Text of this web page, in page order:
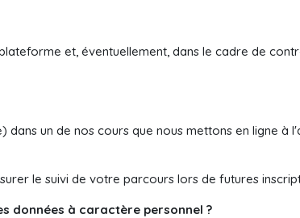
et, éventuellement, dans le cadre de
un de nos cours que nous mettons en ligne à
le suivi de votre parcours lors de futures
données à caractère personnel ?